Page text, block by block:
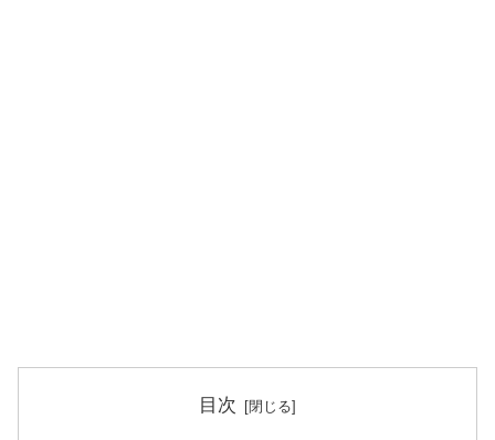
目次